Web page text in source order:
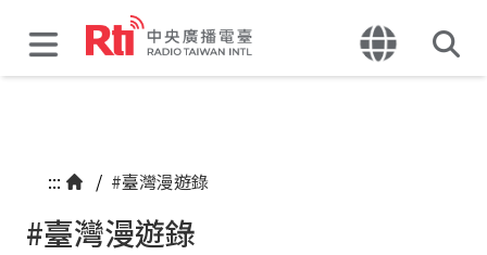
::: / #臺灣漫遊錄
#臺灣漫遊錄